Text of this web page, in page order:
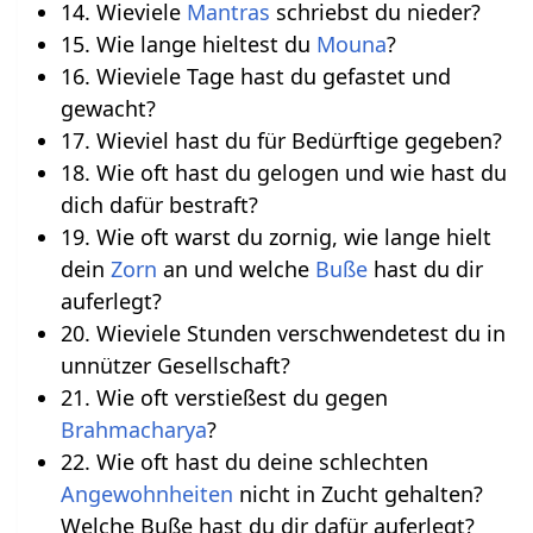
14. Wieviele Mantras schriebst du nieder?
15. Wie lange hieltest du Mouna?
16. Wieviele Tage hast du gefastet und
gewacht?
17. Wieviel hast du für Bedürftige gegeben?
18. Wie oft hast du gelogen und wie hast du
dich dafür bestraft?
19. Wie oft warst du zornig, wie lange hielt
dein Zorn an und welche Bußehast du dir
auferlegt?
20. Wieviele Stunden verschwendetest du in
unnützer Gesellschaft?
21. Wie oft verstießest du gegen
Brahmacharya?
22. Wie oft hast du deine schlechten
Angewohnheiten nicht in Zucht gehalten?
Welche Buße hast du dir dafür auferlegt?